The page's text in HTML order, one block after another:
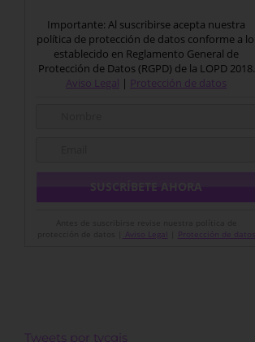
Importante: Al suscribirse acepta nuestra
política de protección de datos conforme a lo
establecido en Reglamento General de
Protección de Datos (RGPD) de la LOPD 2018.
Aviso Legal | Protección de datos
Aviso Legal Protección de datos
Tweets por tycgis